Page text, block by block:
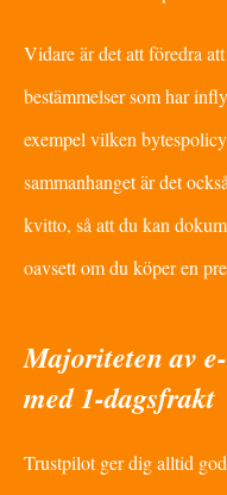
Vidare är det att föredra
bestämmelser som har
exempel vilken
sammanhanget är det
kvitto, så att du kan
oavsett om du köper en
Majoriteten av
med 1-dagsfrakt
Trustpilot ger dig alltid